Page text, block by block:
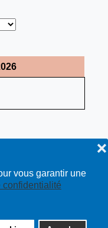
vous garantir une
confidentialité
❌
réservés | site :